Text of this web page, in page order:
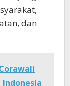
dan
Indonesia